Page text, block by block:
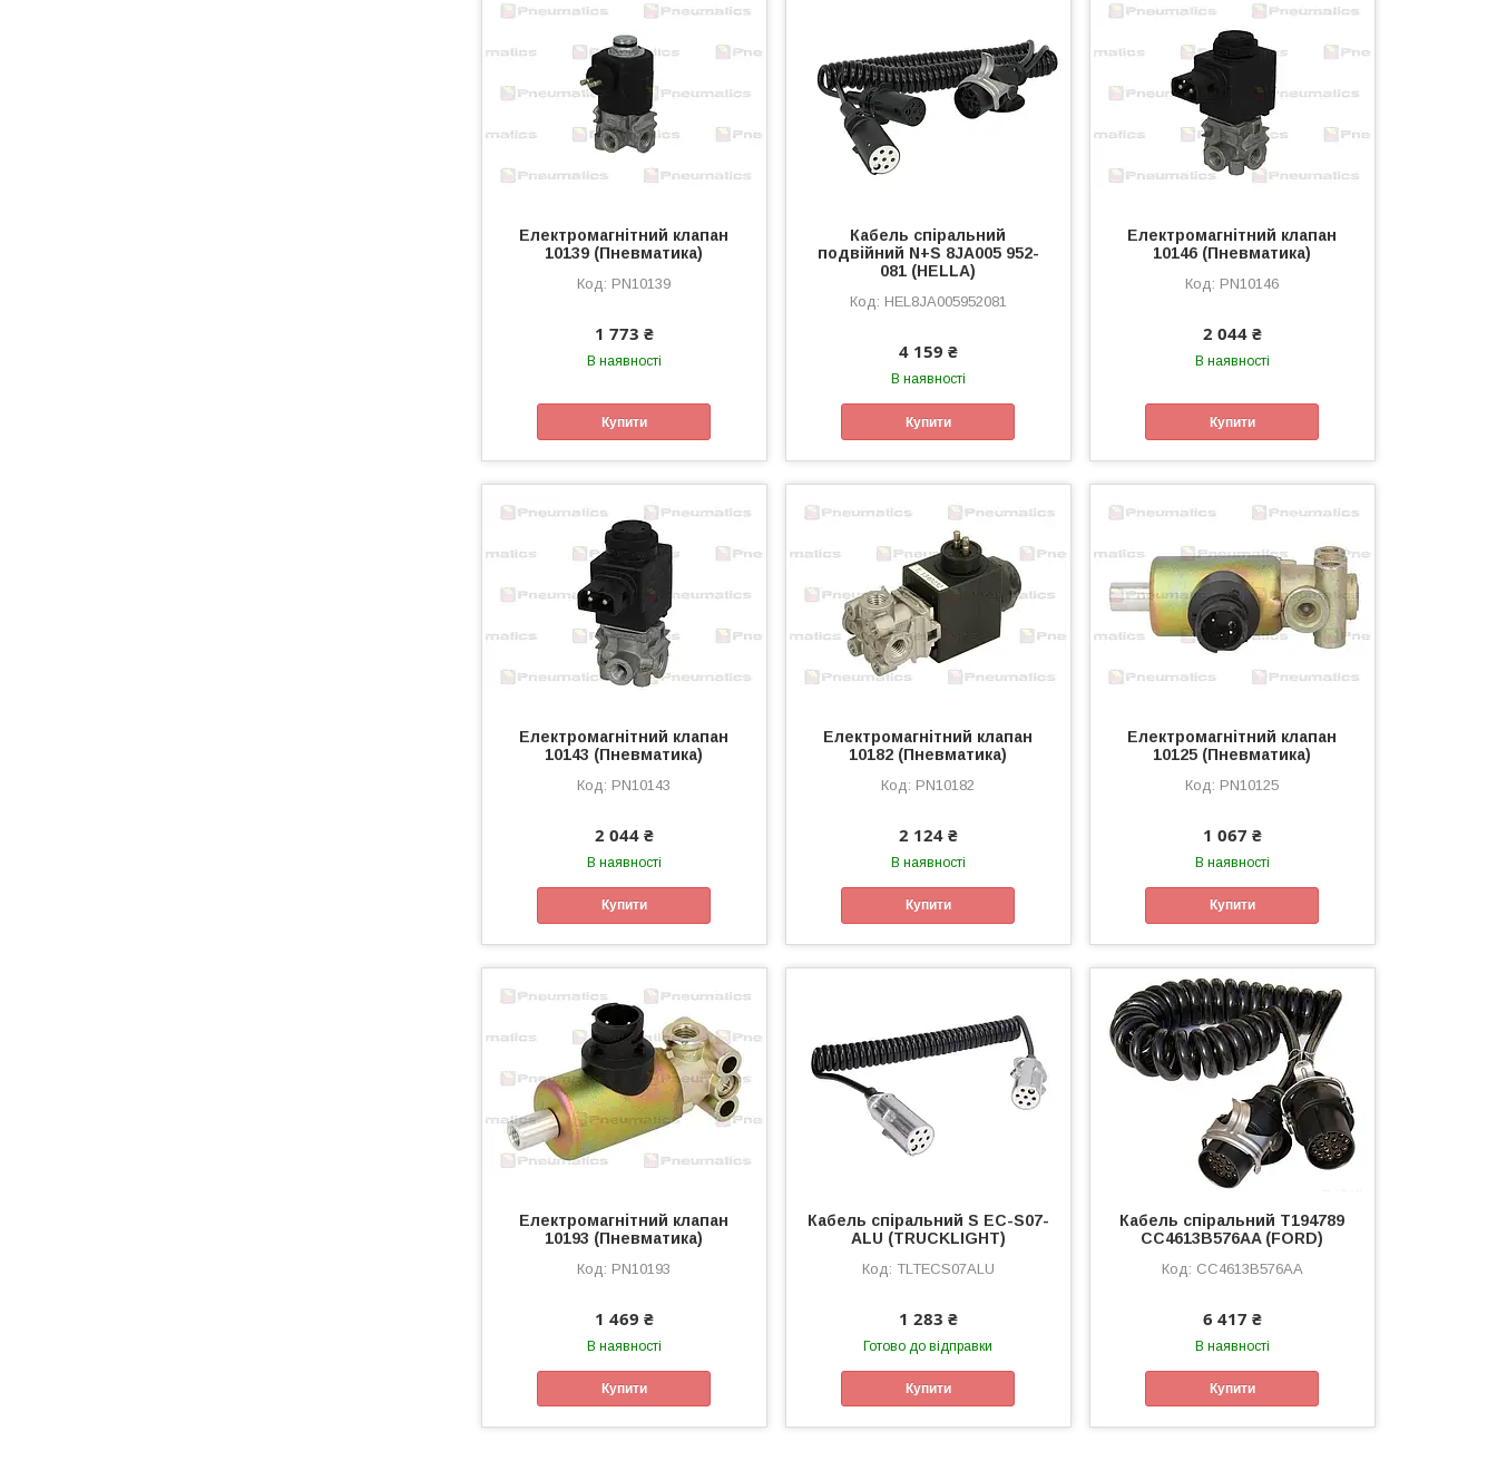
Електромагнітний клапан
10139 (Пневматика)
PN10139
1 773 ₴
В наявності
Купити
Кабель спіральний
подвійний N+S 8JA005 952-
081 (HELLA)
HEL8JA005952081
4 159 ₴
В наявності
Купити
Електромагнітний клапан
10146 (Пневматика)
PN10146
2 044 ₴
В наявності
Купити
Електромагнітний клапан
10143 (Пневматика)
PN10143
2 044 ₴
В наявності
Купити
Електромагнітний клапан
10182 (Пневматика)
PN10182
2 124 ₴
В наявності
Купити
Електромагнітний клапан
10125 (Пневматика)
PN10125
1 067 ₴
В наявності
Купити
Електромагнітний клапан
10193 (Пневматика)
PN10193
1 469 ₴
В наявності
Купити
Кабель спіральний S EC-S07-
ALU (TRUCKLIGHT)
TLTECS07ALU
1 283 ₴
Готово до відправки
Купити
Кабель спіральний T194789
CC4613B576AA (FORD)
CC4613B576AA
6 417 ₴
В наявності
Купити